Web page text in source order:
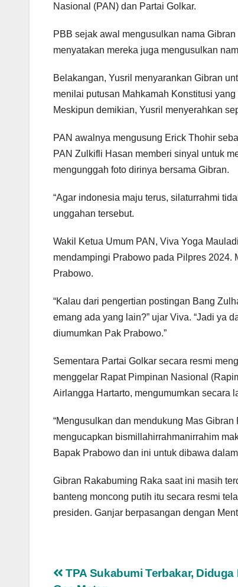
Nasional (PAN) dan Partai Golkar.
PBB sejak awal mengusulkan nama
menyatakan mereka juga mengusulkan
Belakangan, Yusril menyarankan Gibran
menilai putusan Mahkamah Konstitusi
Meskipun demikian, Yusril menyerahkan
PAN awalnya mengusung Erick Thohir
PAN Zulkifli Hasan memberi sinyal untuk
mengunggah foto dirinya bersama Gibran.
“Agar indonesia maju terus, silaturrahmi
unggahan tersebut.
Wakil Ketua Umum PAN, Viva Yoga
mendampingi Prabowo pada Pilpres 2024.
Prabowo.
“Kalau dari pengertian postingan Bang
emang ada yang lain?” ujar Viva. “Jadi ya
diumumkan Pak Prabowo.”
Sementara Partai Golkar secara resmi
menggelar Rapat Pimpinan Nasional
Airlangga Hartarto, mengumumkan secara
“Mengusulkan dan mendukung Mas
mengucapkan bismillahirrahmanirrahim
Bapak Prabowo dan ini untuk dibawa
Gibran Rakabuming Raka saat ini masih
banteng moncong putih itu secara resmi
presiden. Ganjar berpasangan dengan
Navigasi
TPA Sukabumi Terbakar,